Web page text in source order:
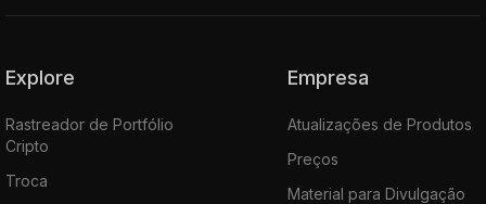
Explore
Rastreador de Portfólio
Cripto
Troca
Empresa
Atualizações de Produtos
Preços
Material para Divulgação